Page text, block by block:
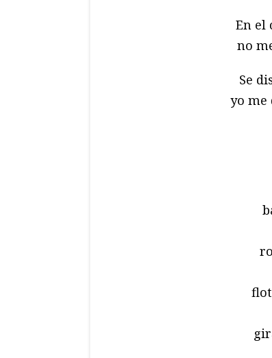
En el
no
Se
yo me